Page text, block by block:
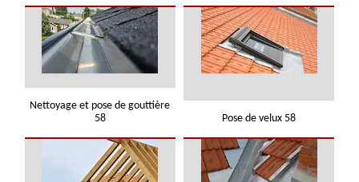
Nettoyage et pose de gouttière
58
Pose de velux 58